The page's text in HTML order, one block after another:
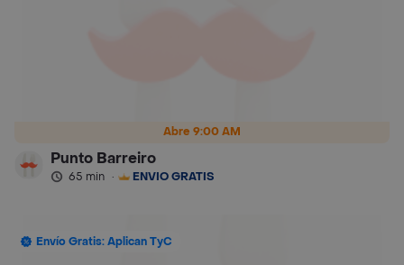
Abre 9:00 AM
Punto Barreiro
65 min · ENVÍO GRATIS
Envío Gratis: Aplican TyC